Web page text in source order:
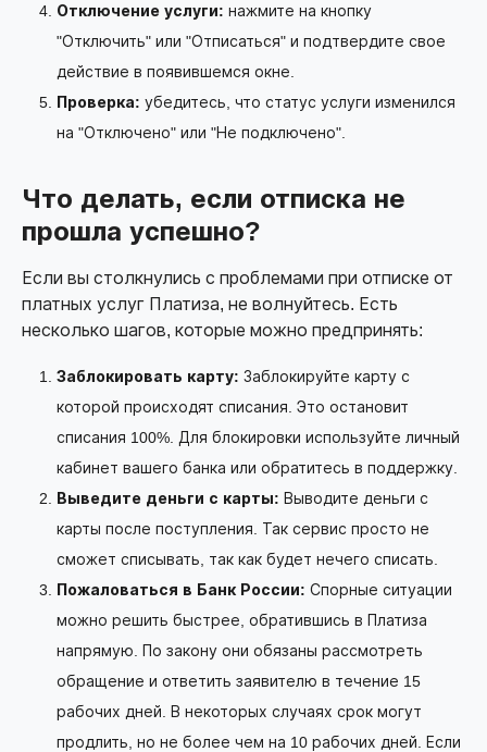
Отключение услуги: нажмите на кнопку
"Отключить" или "Отписаться" и подтвердите свое
действие в появившемся окне.
Проверка: убедитесь, что статус услуги изменился
на "Отключено" или "Не подключено".
Что делать, если отписка не
прошла успешно?
Если вы столкнулись с проблемами при отписке от
платных услуг Платиза, не волнуйтесь. Есть
несколько шагов, которые можно предпринять:
Заблокировать карту: Заблокируйте карту с
которой происходят списания. Это остановит
списания 100%. Для блокировки используйте личный
кабинет вашего банка или обратитесь в поддержку.
Выведите деньги с карты: Выводите деньги с
карты после поступления. Так сервис просто не
сможет списывать, так как будет нечего списать.
Пожаловаться в Банк России: Спорные ситуации
можно решить быстрее, обратившись в Платиза
напрямую. По закону они обязаны рассмотреть
обращение и ответить заявителю в течение 15
рабочих дней. В некоторых случаях срок могут
продлить, но не более чем на 10 рабочих дней. Если